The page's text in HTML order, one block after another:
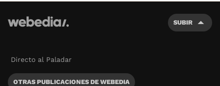
SUBIR
Directo al Paladar
OTRAS PUBLICACIONES DE WEBEDIA